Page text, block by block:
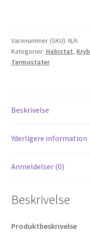
Varenummer (SKU): N/A
Kategorier: Habistat,
Termostater
Beskrivelse
Yderligere information
Anmeldelser (0)
Beskrivelse
Produktbeskrivelse